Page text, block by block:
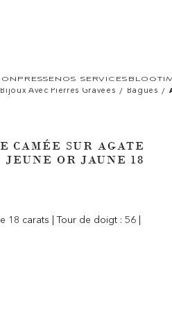
PRESSENOS SERVICES BLOG
Bijoux Avec Pierres Gravées / Bagues /
CAMÉE SUR AGATE
OR JAUNE 18
18 carats | Tour de doigt : 56 |